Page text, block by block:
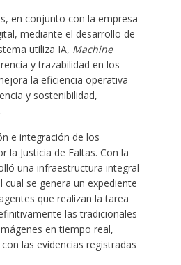
en conjunto con la empresa
mediante el desarrollo de
utiliza IA, Machine
y trazabilidad en los
la eficiencia operativa
y sostenibilidad,
e integración de los
Justicia de Faltas. Con la
una infraestructura integral
se genera un expediente
que realizan la tarea
las tradicionales
en tiempo real,
las evidencias registradas